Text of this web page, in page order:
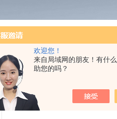
欢迎您！
来自局域网的朋友！有什
助您的吗？
力士乐电磁阀